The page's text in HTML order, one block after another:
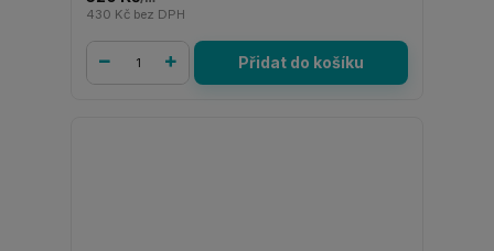
430 Kč bez DPH
Přidat do košíku